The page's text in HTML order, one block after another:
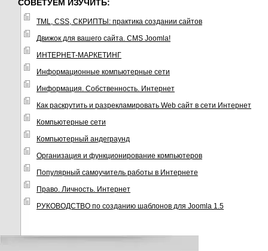
СОВЕТУЕМ ИЗУЧИТЬ:
TML, CSS, СКРИПТЫ: практика создании сайтов
Движок для вашего сайта. CMS Joomla!
ИНТЕРНЕТ-МАРКЕТИНГ
Информационные компьютерные сети
Информация. Собственность. Интернет
Как раскрутить и разрекламировать Web сайт в сети Интернет
Компьютерные сети
Компьютерный андеграунд
Организация и функционирование компьютеров
Популярный самоучитель работы в Интернете
Право. Личность. Интернет
РУКОВОДСТВО по созданию шаблонов для Joomla 1.5